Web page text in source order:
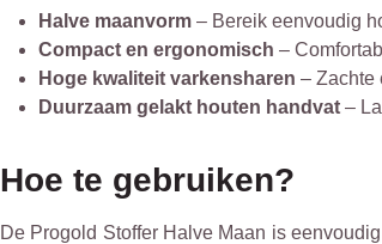
Halve maanvorm – Bereik eenvoudig
Compact en ergonomisch –
Hoge kwaliteit varkensharen – Zachte
Duurzaam gelakt houten handvat –
Hoe te gebruiken?
De Progold Stoffer Halve Maan is